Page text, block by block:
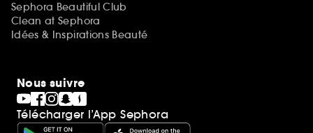
Sephora Beautiful Club
Clean at Sephora
Idées & Inspirations Beauté
Nous suivre
Télécharger l’App Sephora